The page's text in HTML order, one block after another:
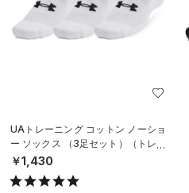
UAトレーニング コットン ノーショ
ー ソックス （3足セット）（トレー
ニング/UNISEX）
￥1,430